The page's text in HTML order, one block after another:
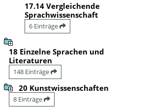
17.14 Vergleichende
Sprachwissenschaft
6 Einträge
18 Einzelne Sprachen und
Literaturen
148 Einträge
20 Kunstwissenschaften
8 Einträge